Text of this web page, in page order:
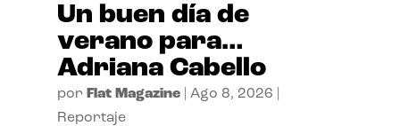
Un buen día de
verano para…
Adriana Cabello
por Flat Magazine| Ago 8, 2026
Reportaje